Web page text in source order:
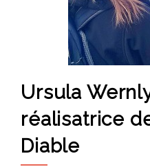
Ursula
réalisatrice
Diable